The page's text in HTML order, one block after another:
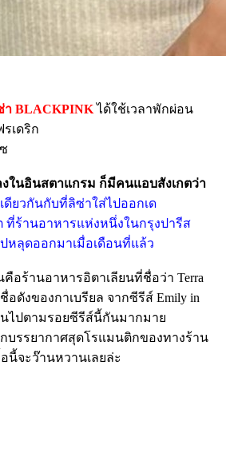
า BLACKPINKได้ใช้เวลาพักผ่อน
เดริก
ในอินสตาแกรม ก็มีคนแอบสังเกตว่า
ดียวกันกับที่ลิซ่าใส่ไปออกเด
ที่ร้านอาหารแห่งหนึ่งในกรุงปารีส
หลุดออกมาเมื่อเดือนที่แล้ว
อร้านอาหารอิตาเลียนที่ชื่อว่า Terra
อดังของกาเบรียล จากซีรีส์ Emily in
ไปตามรอยซีรีส์นี้กันมากมาย
บรรยากาศสุดโรแมนติกของทางร้าน
นี้จะว๊านหวานเลยล่ะ